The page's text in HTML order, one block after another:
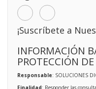
¡Suscríbete a
INFORMACIÓN
PROTECCIÓN
Responsable: SOLUCIONES
Finalidad: Responder las